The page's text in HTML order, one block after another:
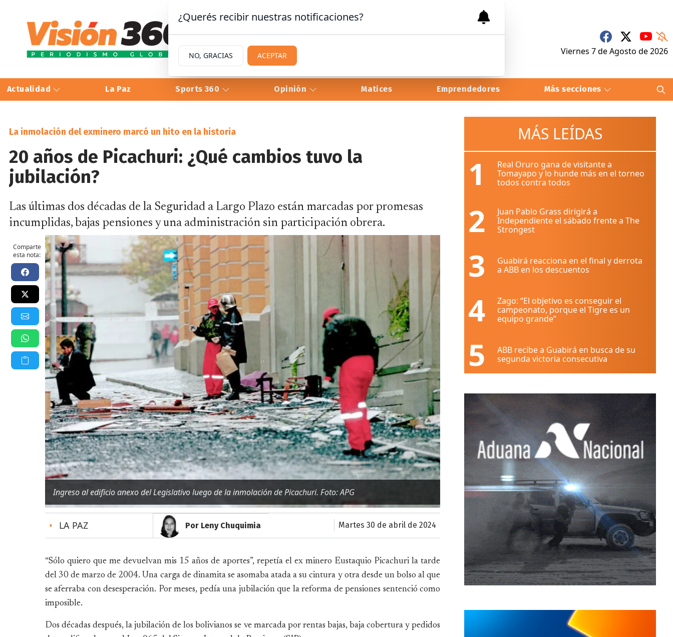
Viernes 7deAgosto de 2026
Actualidad La Paz Sports 360 Opinión Matices Emprendedores Más secciones
La inmolación del exminero marcó un hito en la historia
20 años de Picachuri: ¿Qué cambios tuvo la
jubilación?
Las últimas dos décadas de la Seguridad a Largo Plazo están marcadas por promesas
incumplidas, bajas pensiones y una administración sin participación obrera.
Comparte
esta nota:
Ingreso al edificio anexo del Legislativo luego de la inmolación de Picachuri. Foto: APG
• LA PAZ Por Leny Chuquimia martes 30 de abril de 2024
“Sólo quiero que me devuelvan mis 15 años de aportes”, repetía el ex minero Eustaquio Picachuri la tarde
del 30 de marzo de 2004. Una carga de dinamita se asomaba atada a su cintura y otra desde un bolso al que
se aferraba con desesperación. Por meses, pedía una jubilación que la reforma de pensiones sentenció como
imposible.
Dos décadas después, la jubilación de los bolivianos se ve marcada por rentas bajas, baja cobertura y pedidos
MÁS LEÍDAS
1
Real Oruro gana de visitante a
Tomayapo y lo hunde más en el torneo
todos contra todos
2
Juan Pablo Grass dirigirá a
Independiente el sábado frente a The
Strongest
3
Guabirá reacciona en el final y derrota
a ABB en los descuentos
4
Zago: “El objetivo es conseguir el
campeonato, porque el Tigre es un
equipo grande”
5
ABB recibe a Guabirá en busca de su
segunda victoria consecutiva
¿Querés recibir nuestras notificaciones?
NO, GRACIAS ACEPTAR